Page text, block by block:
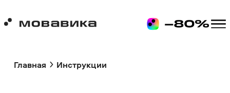
Главная Инструкции